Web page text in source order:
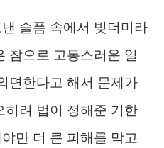
슬픔 속에서 빚더미라
참으로 고통스러운 일
면한다고 해서 문제가
히려 법이 정해준 기한
만 더 큰 피해를 막고